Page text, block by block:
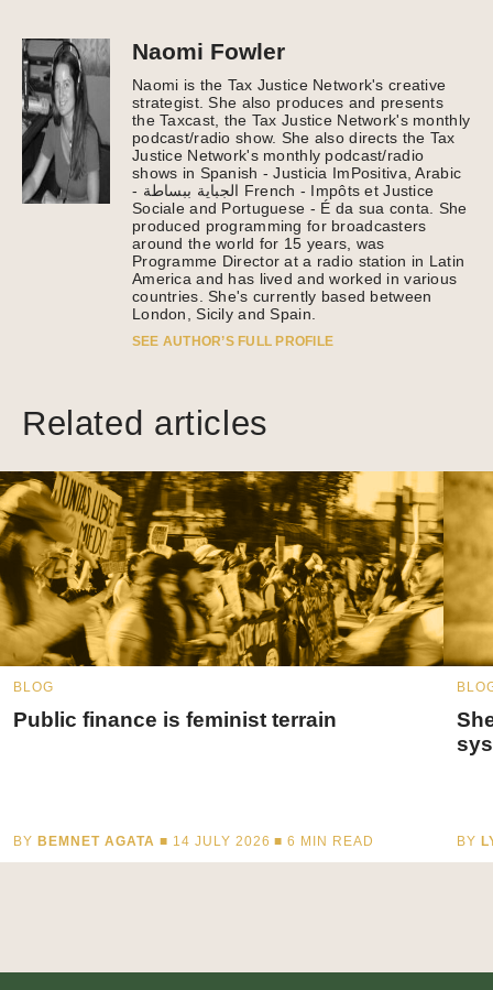
Naomi Fowler
Naomi is the Tax Justice Network's creative
strategist. She also produces and presents
the Taxcast, the Tax Justice Network's monthly
podcast/radio show. She also directs the Tax
Justice Network's monthly podcast/radio
shows in Spanish - Justicia ImPositiva, Arabic
- الجباية ببساطة French - Impôts et Justice
Sociale and Portuguese - É da sua conta. She
produced programming for broadcasters
around the world for 15 years, was
Programme Director at a radio station in Latin
America and has lived and worked in various
countries. She's currently based between
London, Sicily and Spain.
SEE AUTHOR’S FULL PROFILE
Related articles
BLOG
Public finance is feminist terrain
BY BEMNET AGATA ■ 14 JULY 2026 ■6 MIN READ BY